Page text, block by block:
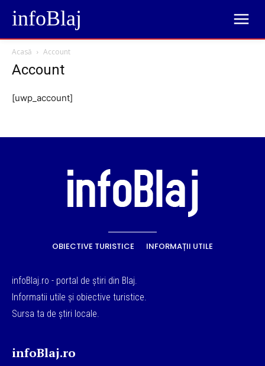
infoBlaj
Acasă Account
Account
[uwp_account]
OBIECTIVE TURISTICE INFORMAȚII UTILE
infoBlaj.ro - portal de știri din Blaj.
Informatii utile și obiective turistice.
Sursa ta de știri locale.
infoBlaj.ro